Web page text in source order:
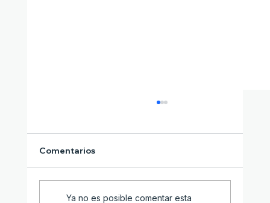
Comentarios
Ya no es posible comentar esta